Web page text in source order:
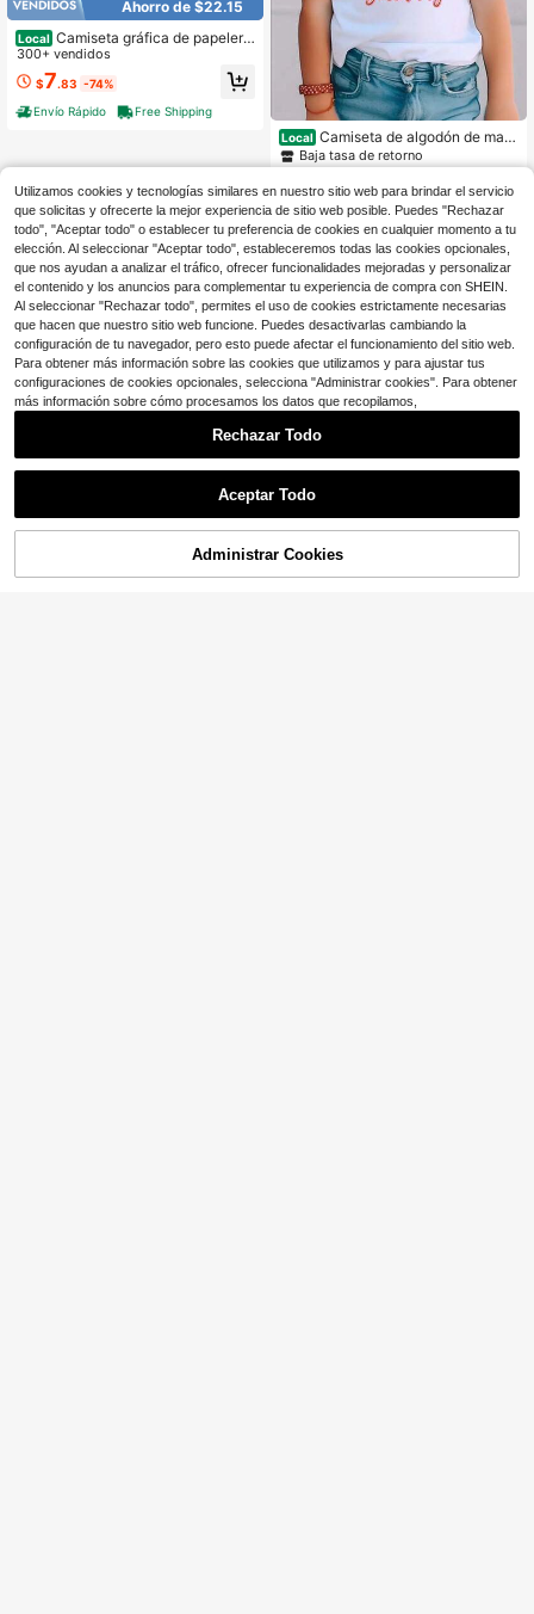
Ahorro de $22.15
Local Camiseta gráfica de papelería
con estampado de manzana y lazo
Hello Kindergarten para niños escol
ares, corta suave para la vuelta al c
olegio, primer día de jardín de infan
cia
300+ vendidos
$7.83 -74%
Envío Rápido
Free Shipping
Local Camiseta de algodón de man
ga corta para niño. Mi alfabeto de di
nosaurios. Camiseta de manga cort
a con cuello redondo, versátil y mo
derna, con estampado de letras y e
stampado de dinosaurios
Baja tasa de retorno
$6.98 -42%
Envío Rápido
¡10% DE DESCUENTO! AÑADIR A LA BOLSA
Utilizamos cookies y tecnologías similares en nuestro sitio web para brindar el servicio
que solicitas y ofrecerte la mejor experiencia de sitio web posible. Puedes "Rechazar
todo", "Aceptar todo" o establecer tu preferencia de cookies en cualquier momento a tu
elección. Al seleccionar "Aceptar todo", estableceremos todas las cookies opcionales,
que nos ayudan a analizar el tráfico, ofrecer funcionalidades mejoradas y personalizar
el contenido y los anuncios para complementar tu experiencia de compra con SHEIN.
Al seleccionar "Rechazar todo", permites el uso de cookies estrictamente necesarias
que hacen que nuestro sitio web funcione. Puedes desactivarlas cambiando la
configuración de tu navegador, pero esto puede afectar el funcionamiento del sitio web.
Para obtener más información sobre las cookies que utilizamos y para ajustar tus
configuraciones de cookies opcionales, selecciona "Administrar cookies". Para obtener
más información sobre cómo procesamos los datos que recopilamos,
Rechazar Todo
Aceptar Todo
Administrar Cookies